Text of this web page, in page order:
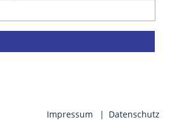
Anfahrt
Impressum Datenschutz